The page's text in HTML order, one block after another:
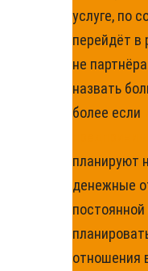
услуге, по
перейдёт в
не
назвать
более если
планируют
денежные
отношения